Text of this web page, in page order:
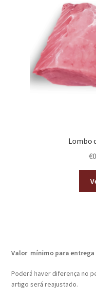
Lombo
€
Valor mínimo para entrega
Poderá haver diferença no
artigo será reajustado.